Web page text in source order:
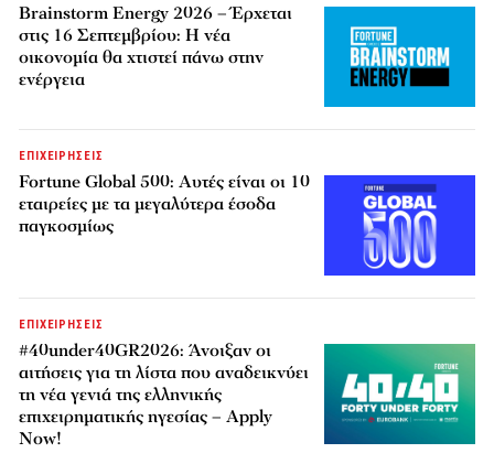
Brainstorm Energy 2026 – Έρχεται
στις 16 Σεπτεμβρίου: Η νέα
οικονομία θα χτιστεί πάνω στην
ενέργεια
ΕΠΙΧΕΙΡΗΣΕΙΣ
Fortune Global 500: Αυτές είναι οι 10
εταιρείες με τα μεγαλύτερα έσοδα
παγκοσμίως
ΕΠΙΧΕΙΡΗΣΕΙΣ
#40under40GR2026: Άνοιξαν οι
αιτήσεις για τη λίστα που αναδεικνύει
τη νέα γενιά της ελληνικής
επιχειρηματικής ηγεσίας – Apply
Now!